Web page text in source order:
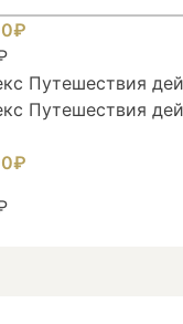
Путешествия
Путешествия